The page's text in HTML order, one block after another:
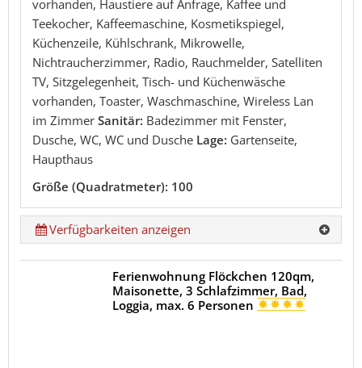
vorhanden, Haustiere auf Anfrage, Kaffee und
Teekocher, Kaffeemaschine, Kosmetikspiegel,
Küchenzeile, Kühlschrank, Mikrowelle,
Nichtraucherzimmer, Radio, Rauchmelder, Satelliten
TV, Sitzgelegenheit, Tisch- und Küchenwäsche
vorhanden, Toaster, Waschmaschine, Wireless Lan
im Zimmer Sanitär: Badezimmer mit Fenster,
Dusche, WC, WC und Dusche Lage: Gartenseite,
Haupthaus
Größe (Quadratmeter): 100
Verfügbarkeiten anzeigen
Ferienwohnung Flöckchen 120qm,
Maisonette, 3 Schlafzimmer, Bad,
Loggia, max. 6 Personen